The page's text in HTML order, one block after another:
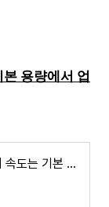
용량에서 업
M2 Pro Mac Mini 스토리지 속도는 기본 용량에서 업그레이드 속도 차이가 많이 난다?